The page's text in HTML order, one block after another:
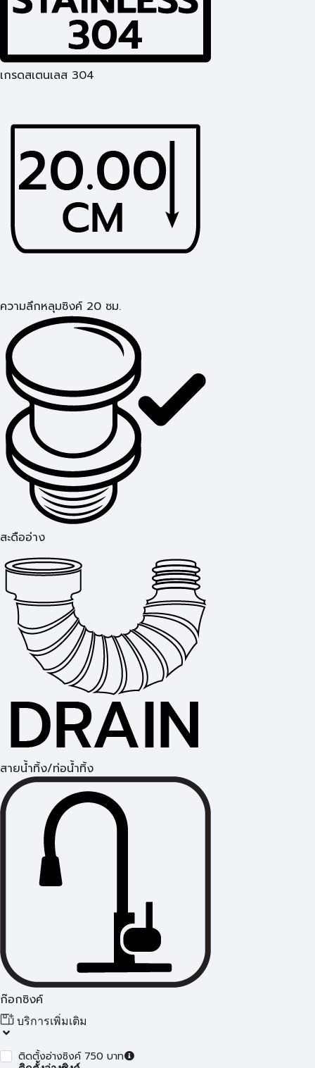
เกรดสเตนเลส 304
ความลึกหลุมซิงค์ 20 ซม.
สะดืออ่าง
สายน้ำทิ้ง/ท่อน้ำทิ้ง
ก๊อกซิงค์
บริการเพิ่มเติม
ติดตั้งอ่างซิงค์ 750 บาท